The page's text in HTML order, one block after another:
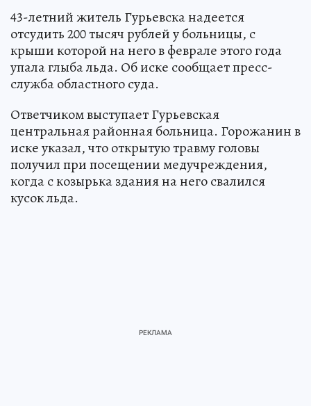
43-летний житель Гурьевска надеется
отсудить 200 тысяч рублей у больницы, с
крыши которой на него в феврале этого года
упала глыба льда. Об иске сообщает пресс-
служба областного суда.
Ответчиком выступает Гурьевская
центральная районная больница. Горожанин в
иске указал, что открытую травму головы
получил при посещении медучреждения,
когда с козырька здания на него свалился